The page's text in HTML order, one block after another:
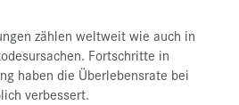
zählen weltweit wie auch in
Fortschritte in
haben die Überlebensrate bei
verbessert.